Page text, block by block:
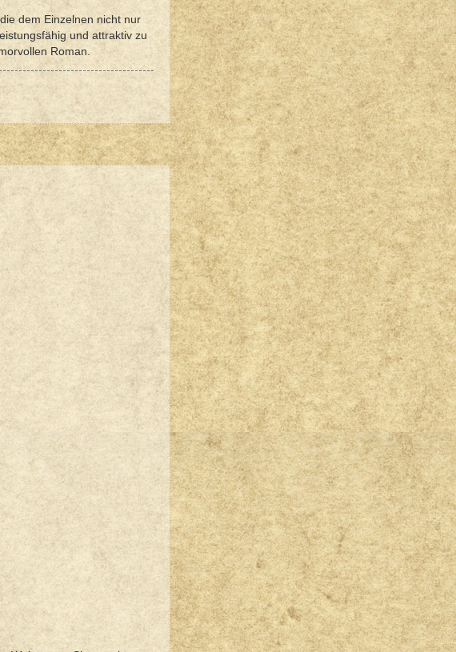
dem Einzelnen nicht nur
und attraktiv zu
Roman.